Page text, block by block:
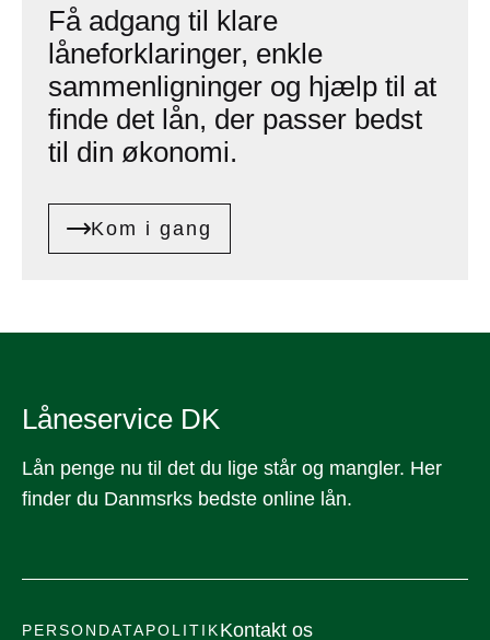
Få adgang til klare
låneforklaringer, enkle
sammenligninger og hjælp til at
finde det lån, der passer bedst
til din økonomi.
Kom i gang
Låneservice DK
Lån penge nu til det du lige står og mangler. Her
finder du Danmsrks bedste online lån.
PERSONDATAPOLITIKKontakt os